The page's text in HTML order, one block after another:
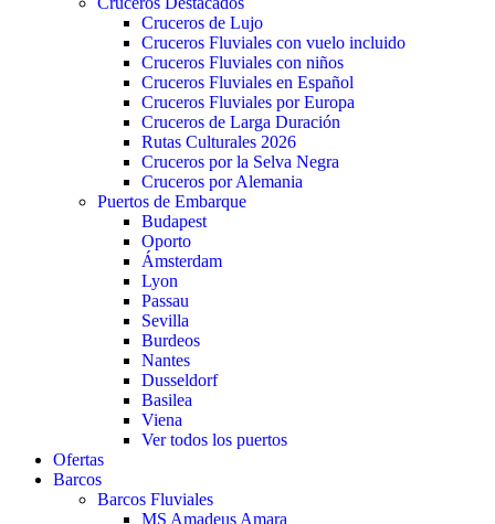
Cruceros de Lujo
Cruceros Fluviales con vuelo incluido
Cruceros Fluviales con niños
Cruceros Fluviales en Español
Cruceros Fluviales por Europa
Cruceros de Larga Duración
Rutas Culturales 2026
Cruceros por la Selva Negra
Cruceros por Alemania
Puertos de Embarque
Budapest
Oporto
Ámsterdam
Lyon
Passau
Sevilla
Burdeos
Nantes
Dusseldorf
Basilea
Viena
Ver todos los puertos
Ofertas
Barcos
Barcos Fluviales
MS Amadeus Amara